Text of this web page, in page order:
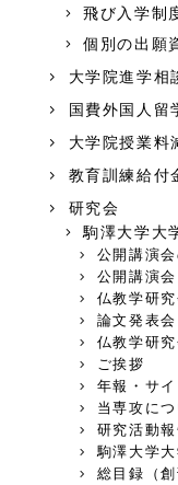
飛び入学制
個別の出願
大学院進学相
国費外国人留
大学院授業料
教育訓練給付
研究会
駒澤大学大
公開講演
公開講演会
仏教学研
論文発表会
仏教学研
ご挨拶
年報・サ
当専攻につ
研究活動
駒澤大学
総目録（創